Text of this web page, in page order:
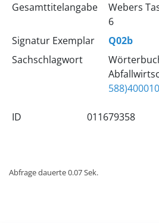
Gesamttitelangabe
Webers
6
Signatur Exemplar
Q02b
Sachschlagwort
ID 011679358
Abfrage dauerte 0.07 Sek.